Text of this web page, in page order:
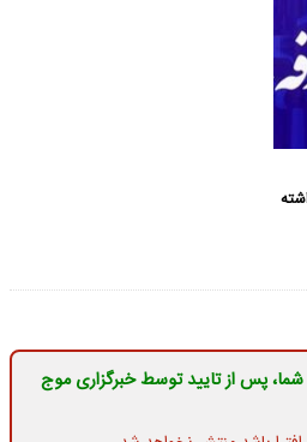
پس از تایید توسط خبرگزاری موج